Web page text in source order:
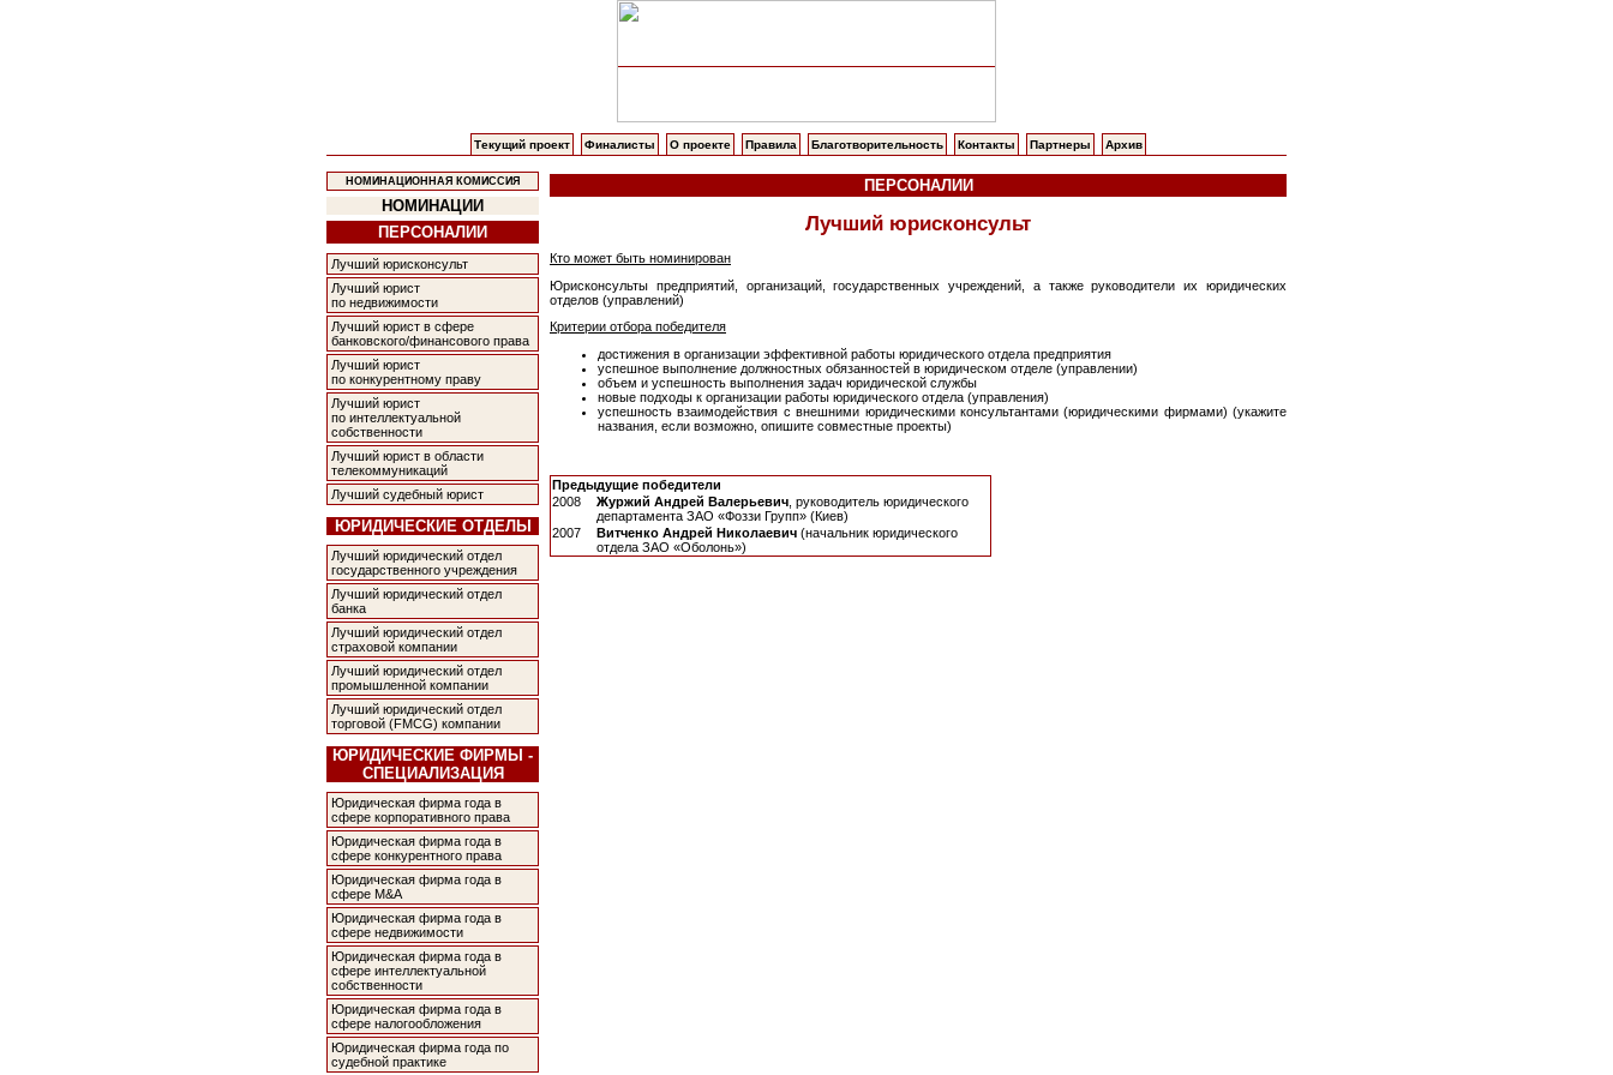
Текущий проект Финалисты О проекте Правила Благотворительность Контакты Партнеры Архив
НОМИНАЦИОННАЯ КОМИССИЯ
НОМИНАЦИИ
ПЕРСОНАЛИИ
Лучший юрисконсульт
Лучший юрист
по недвижимости
Лучший юрист в сфере
банковского/финансового права
Лучший юрист
по конкурентному праву
Лучший юрист
по интеллектуальной
собственности
Лучший юрист в области
телекоммуникаций
Лучший судебный юрист
ЮРИДИЧЕСКИЕ ОТДЕЛЫ
Лучший юридический отдел
государственного учреждения
Лучший юридический отдел
банка
Лучший юридический отдел
страховой компании
Лучший юридический отдел
промышленной компании
Лучший юридический отдел
торговой (FMCG) компании
ЮРИДИЧЕСКИЕ ФИРМЫ -
СПЕЦИАЛИЗАЦИЯ
Юридическая фирма года в
сфере корпоративного права
Юридическая фирма года в
сфере конкурентного права
Юридическая фирма года в
сфере M&A
Юридическая фирма года в
сфере недвижимости
Юридическая фирма года в
сфере интеллектуальной
собственности
Юридическая фирма года в
сфере налогообложения
Юридическая фирма года по
судебной практике
ПЕРСОНАЛИИ
Лучший юрисконсульт
Кто может быть номинирован
Юрисконсульты предприятий, организаций, государственных учреждений, а также руководители их юридических
отделов (управлений)
Критерии отбора победителя
достижения в организации эффективной работы юридического отдела предприятия
успешное выполнение должностных обязанностей в юридическом отделе (управлении)
объем и успешность выполнения задач юридической службы
новые подходы к организации работы юридического отдела (управления)
успешность взаимодействия с внешними юридическими консультантами (юридическими фирмами) (укажите
названия, если возможно, опишите совместные проекты)
Предыдущие победители
2008
Журжий Андрей Валерьевич , руководитель юридического
департамента ЗАО «Фоззи Групп» (Киев)
2007
Витченко Андрей Николаевич (начальник юридического
отдела ЗАО «Оболонь»)